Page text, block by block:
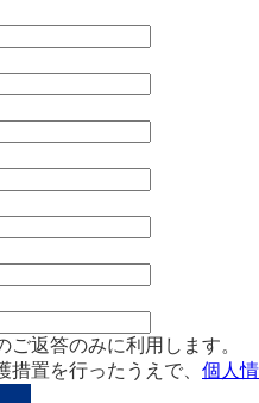
返答のみに利用します。
置を行ったうえで、 個人